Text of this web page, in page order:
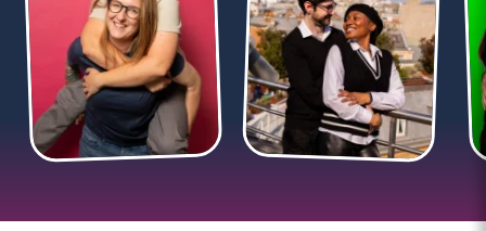
9 minutes
Bien vivre ses complexes